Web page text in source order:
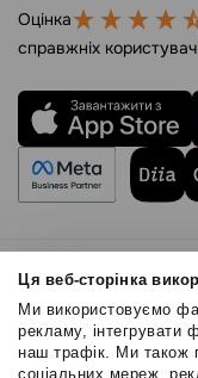
Ця веб-сторінка
Ми використовуємо
рекламу, інтегрувати
наш трафік. Ми також
соціальних мереж,
Оцінка
справжніх
Правила
Політика Cookies
Безпека SendPulse
Політика